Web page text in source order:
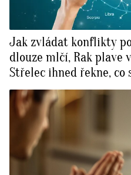
Jak zvládat konflikty
dlouze mlčí, Rak plave
Střelec ihned řekne, co